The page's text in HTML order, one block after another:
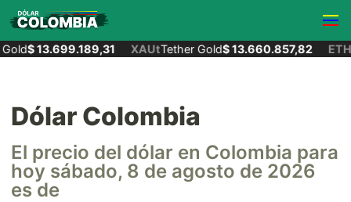
$ 13.699.189,31 XAUtTether Gold$ 13.660.857,82 ETH
Dólar Colombia
El precio del dólar en Colombia para
hoy sábado, 8 de agosto de 2026
es de